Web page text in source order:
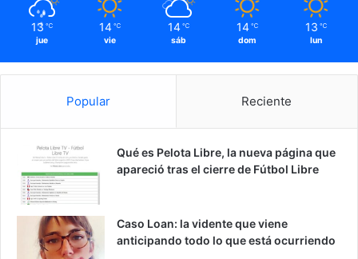
13 ℃
jue
14 ℃
vie
14 ℃
sáb
14 ℃
dom
13 ℃
lun
Popular Reciente
Qué es Pelota Libre, la nueva página que
apareció tras el cierre de Fútbol Libre
Caso Loan: la vidente que viene
anticipando todo lo que está ocurriendo